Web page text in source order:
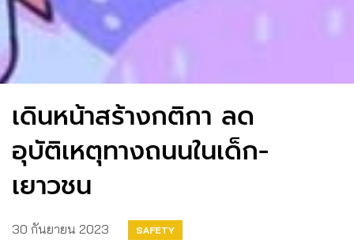
เดินหน้าสร้างกติกา ลด
อุบัติเหตุทางถนนในเด็ก-
เยาวชน
30 กันยายน 2023 SAFETY